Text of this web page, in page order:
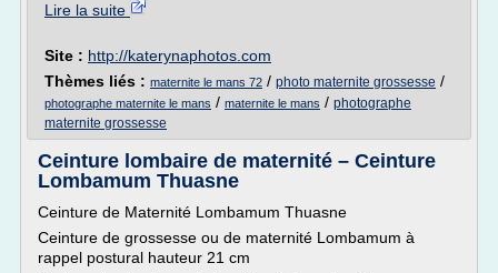
Lire la suite
Site : http://katerynaphotos.com
Thèmes liés : maternite le mans 72 / photo maternite grossesse /
photographe maternite le mans / maternite le mans / photographe
maternite grossesse
Ceinture lombaire de maternité – Ceinture
Lombamum Thuasne
Ceinture de Maternité Lombamum Thuasne
Ceinture de grossesse ou de maternité Lombamum à
rappel postural hauteur 21 cm